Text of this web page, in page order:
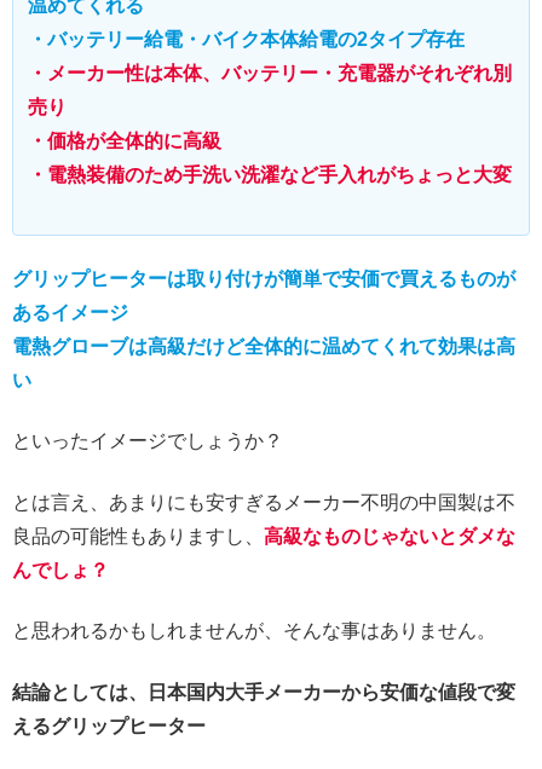
温めてくれる
・バッテリー給電・バイク本体給電の2タイプ存在
・メーカー性は本体、バッテリー・充電器がそれぞれ別
売り
・価格が全体的に高級
・電熱装備のため手洗い洗濯など手入れがちょっと大変
グリップヒーターは取り付けが簡単で安価で買えるものが
あるイメージ
電熱グローブは高級だけど全体的に温めてくれて効果は高
い
といったイメージでしょうか？
とは言え、あまりにも安すぎるメーカー不明の中国製は不
良品の可能性もありますし、 高級なものじゃないとダメな
んでしょ？
と思われるかもしれませんが、そんな事はありません。
結論としては、日本国内大手メーカーから安価な値段で変
えるグリップヒーター